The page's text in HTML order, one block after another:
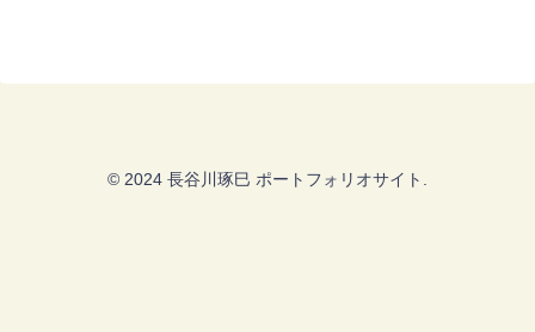
© 2024 長谷川琢巳 ポートフォリオサイト.